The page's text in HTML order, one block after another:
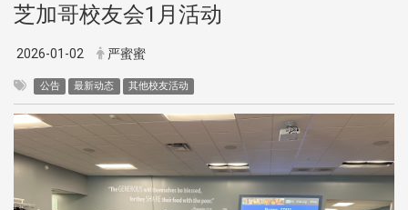
芝加哥校友会1月活动
2026-01-02 严蜜蜜
公告 最新动态 其他校友活动